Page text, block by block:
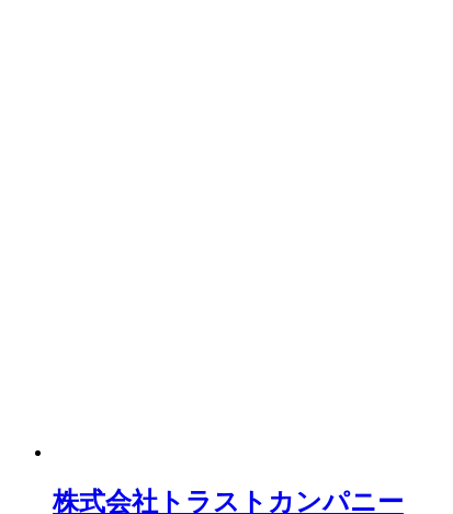
株式会社トラストカンパニー